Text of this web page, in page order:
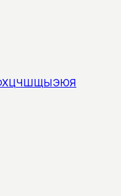
ХЦЧШЩЫЭЮЯ